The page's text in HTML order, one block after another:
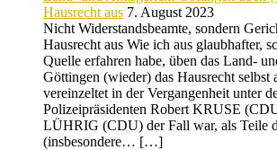
Hausrecht aus 7. August 2023
Nicht Widerstandsbeamte, sondern
Hausrecht aus Wie ich aus glaubhafter,
Quelle erfahren habe, üben das Land-
Göttingen (wieder) das Hausrecht selbst
vereinzeltet in der Vergangenheit unter
Polizeipräsidenten Robert KRUSE
LÜHRIG (CDU) der Fall war, als Teile
(insbesondere… […]